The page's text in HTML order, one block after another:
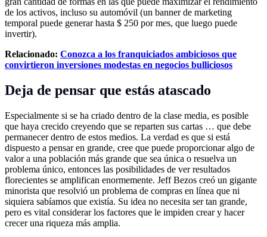
de los activos, incluso su automóvil (un banner de marketing
temporal puede generar hasta $ 250 por mes, que luego puede
invertir).
Relacionado: Conozca a los franquiciados ambiciosos que
convirtieron inversiones modestas en negocios bulliciosos
Deja de pensar que estás atascado
Especialmente si se ha criado dentro de la clase media, es posible
que haya crecido creyendo que se reparten sus cartas … que debe
permanecer dentro de estos medios. La verdad es que si está
dispuesto a pensar en grande, cree que puede proporcionar algo de
valor a una población más grande que sea única o resuelva un
problema único, entonces las posibilidades de ver resultados
florecientes se amplifican enormemente. Jeff Bezos creó un gigante
minorista que resolvió un problema de compras en línea que ni
siquiera sabíamos que existía. Su idea no necesita ser tan grande,
pero es vital considerar los factores que le impiden crear y hacer
crecer una riqueza más amplia.